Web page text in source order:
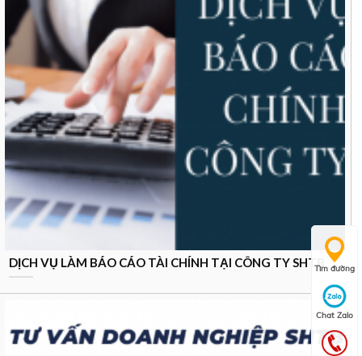
DỊCH VỤ LÀM BÁO CÁO TÀI CHÍNH TẠI CÔNG TY SHTBTìm đường
Chat Zalo